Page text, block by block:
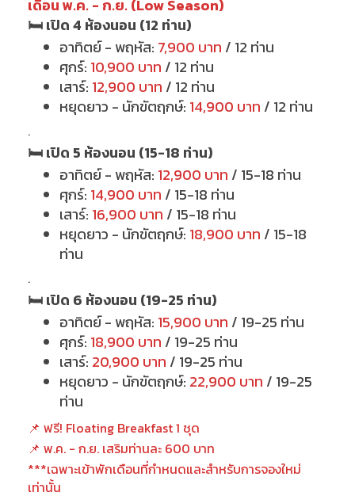
เดือน พ.ค. - ก.ย. (Low Season)
🛏 เปิด 4 ห้องนอน (12 ท่าน)
อาทิตย์ - พฤหัส: 7,900 บาท / 12 ท่าน
ศุกร์: 10,900 บาท / 12 ท่าน
เสาร์: 12,900 บาท / 12 ท่าน
หยุดยาว - นักขัตฤกษ์: 14,900 บาท / 12 ท่าน
.
🛏 เปิด 5 ห้องนอน (15-18 ท่าน)
อาทิตย์ - พฤหัส: 12,900 บาท / 15-18 ท่าน
ศุกร์: 14,900 บาท / 15-18 ท่าน
เสาร์: 16,900 บาท / 15-18 ท่าน
หยุดยาว - นักขัตฤกษ์: 18,900 บาท / 15-18
ท่าน
.
🛏 เปิด 6 ห้องนอน (19-25 ท่าน)
อาทิตย์ - พฤหัส: 15,900 บาท / 19-25 ท่าน
ศุกร์: 18,900 บาท / 19-25 ท่าน
เสาร์: 20,900 บาท / 19-25 ท่าน
หยุดยาว - นักขัตฤกษ์: 22,900 บาท / 19-25
ท่าน
📌 ฟรี! Floating Breakfast 1 ชุด
📌 พ.ค. - ก.ย. เสริมท่านละ 600 บาท
***เฉพาะเข้าพักเดือนที่กำหนดและสำหรับการจองใหม่
เท่านั้น